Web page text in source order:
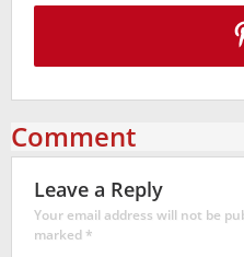
Comment
Leave a Reply
Your email address will not be
marked*